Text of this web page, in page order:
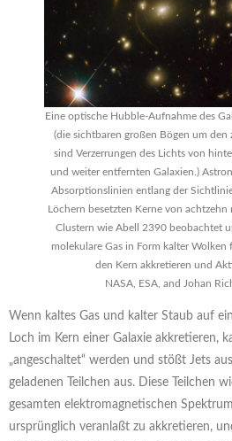
Eine optische Hubble-Aufnahme des
(die sichtbaren großen Bögen um den
sind Verzerrungen des Lichts von
und weiter entfernten Galaxien.)
Absorptionslinien entlang der
Löchern besetzten Kerne von achtzehn
Clustern wie Abell 2390 beobachtet
molekulare Gas in Form kalter
den Kern akkretieren und
NASA, ESA, and Johan
Wenn kaltes Gas und kalter Staub auf
Loch im Kern einer Galaxie akkretieren,
„angeschaltet“ werden und stößt Jets
geladenen Teilchen aus. Diese Teilchen
gesamten elektromagnetischen
ursprünglich veranlaßt zu akkretieren,